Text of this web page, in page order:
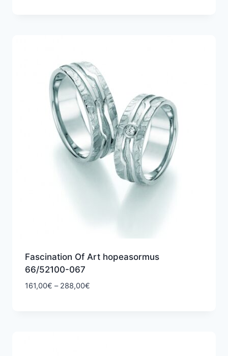
Fascination Of Art hopeasormus
66/52100-067
161,00€ – 288,00€Hintaluokka: